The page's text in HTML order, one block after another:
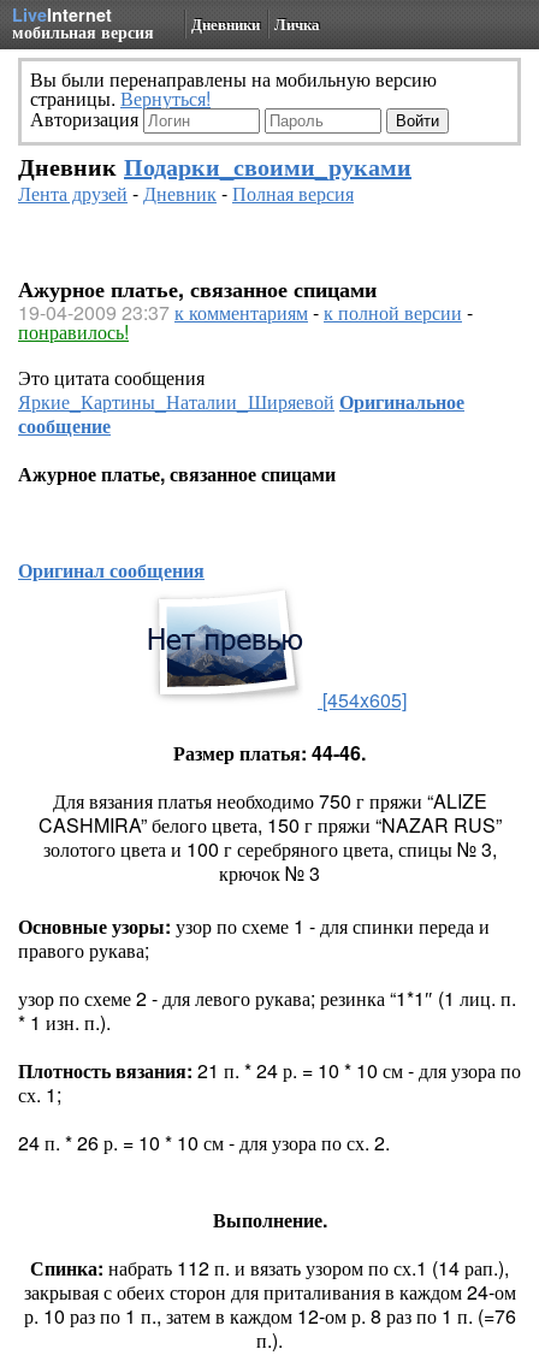
LiveInternet
мобильная версия Дневники Личка
Вы были перенаправлены на мобильную версию
страницы. Вернуться!
Авторизация
Дневник Подарки_своими_руками
Лента друзей -Дневник-Полная версия
Ажурное платье, связанное спицами
19-04-2009 23:37к комментариям-к полной версии -
понравилось!
Это цитата сообщения
Яркие_Картины_Наталии_Ширяевой Оригинальное
сообщение
Ажурное платье, связанное спицами
Оригинал сообщения
[454x605]
Размер платья: 44-46.
Для вязания платья необходимо 750 г пряжи “ALIZE
CASHMIRA” белого цвета, 150 г пряжи “NAZAR RUS”
золотого цвета и 100 г серебряного цвета, спицы № 3,
крючок № 3
Основные узоры: узор по схеме 1 - для спинки переда и
правого рукава;
узор по схеме 2 - для левого рукава; резинка “1*1″ (1 лиц. п.
* 1 изн. п.).
Плотность вязания: 21 п. * 24 р. = 10 * 10 см - для узора по
сх. 1;
24 п. * 26 р. = 10 * 10 см - для узора по сх. 2.
Выполнение.
Спинка: набрать 112 п. и вязать узором по сх.1 (14 рап.),
закрывая с обеих сторон для приталивания в каждом 24-ом
р. 10 раз по 1 п., затем в каждом 12-ом р. 8 раз по 1 п. (=76
п.).